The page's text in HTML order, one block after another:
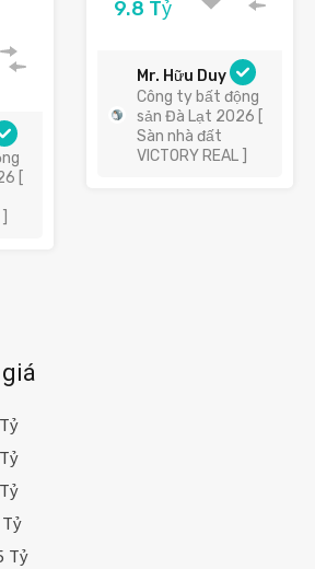
[
9.8 Tỷ
Mr. Hữu Duy
Công ty bất động
sản Đà Lạt 2026 [
Sàn nhà đất
VICTORY REAL ]
Tỷ
Tỷ